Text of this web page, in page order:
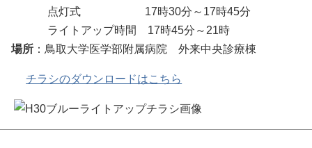
点灯式 17時30分～17時45分
ライトアップ時間 17時45分～21時
場所 ：鳥取大学医学部附属病院 外来中央診療棟
チラシのダウンロードはこちら